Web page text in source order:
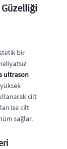
Güzelliği
bir
ultrason
cilt
ise cilt
sağlar.